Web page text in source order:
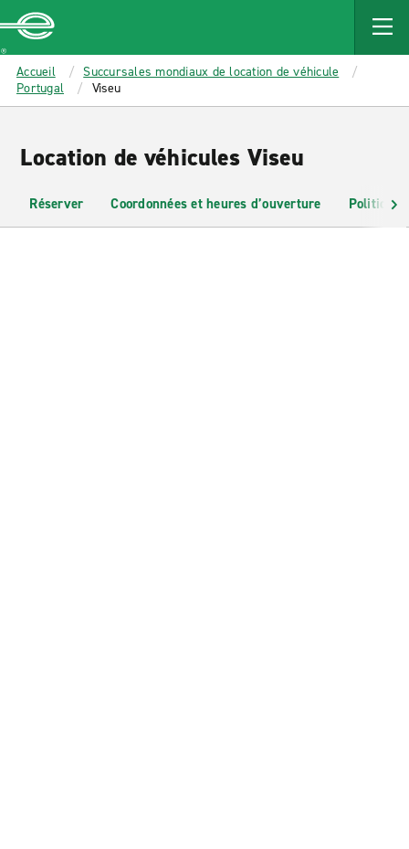
MAIN
CONTENT
Enterprise
Accueil
Succursales mondiaux de location de véhicule
Portugal
Viseu
Location de véhicules Viseu
Réserver Coordonnées et heures d’ouverture Politiques